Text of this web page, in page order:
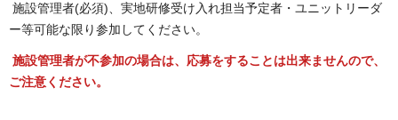
施設管理者(必須)、実地研修受け入れ担当予定者・ユニットリーダ
ー等可能な限り参加してください。
施設管理者が不参加の場合は、応募をすることは出来ませんので、
ご注意ください。